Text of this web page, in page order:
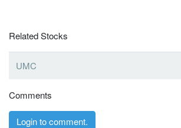
Related Stocks
UMC
Comments
Login to comment.